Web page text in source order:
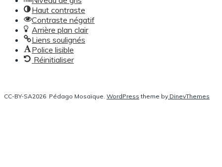
Haut contraste
Contraste négatif
Arrière plan clair
Liens soulignés
Police lisible
Réinitialiser
CC-BY-SA2026 Pédago Mosaïque. WordPress theme by DinevThemes